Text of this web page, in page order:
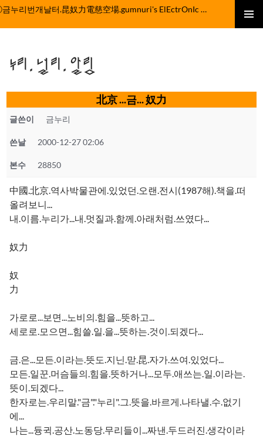
컨
뛰
기
ⓒ금누리번개날터.昆奴力電慈空場.gumnuri's ElEctrOnIc fActOrY
누리.널리.알림
北京 ...금... 奴力
글쓴이 금누리
쓴날 2000-12-27 02:06
본수 28850
中國.北京.역사박물관에.있었던.오랜.전시(1987해).책을.떠
올려보니...
내.이름.누리가...내.멋질과.함께.아래처럼.쓰였다...
奴力
奴
力
가로로...보면...노비의.힘을...뜻하고...
세로로.모으면...힘쓸.일.을...뜻하는.것이.되겠다...
금.은...모든.이라는.뜻도.지닌.맏.昆.자가.쓰여.있었다...
모든.일꾼.머슴들의.힘을.뜻하거나...모두.애쓰는.일.이라는.
뜻이.되겠다...
한자로는.우리말."금"."누리".그.뜻을.바르게.나타낼.수.없기
에...
나는...듕귁.공산.노동당.무리들이...짜낸.두드러진.생각이라